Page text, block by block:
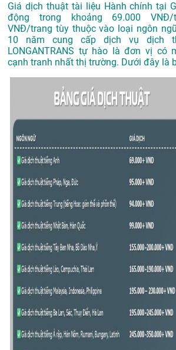
Giá dịch thuật tài liệu Hành chính tại
động trong khoảng 69.000
VNĐ/trang tùy thuộc vào loại ngôn
10 năm cung cấp dịch vụ dịch
LONGANTRANS tự hào là đơn vị có
cạnh tranh nhất thị trường. Dưới đây là